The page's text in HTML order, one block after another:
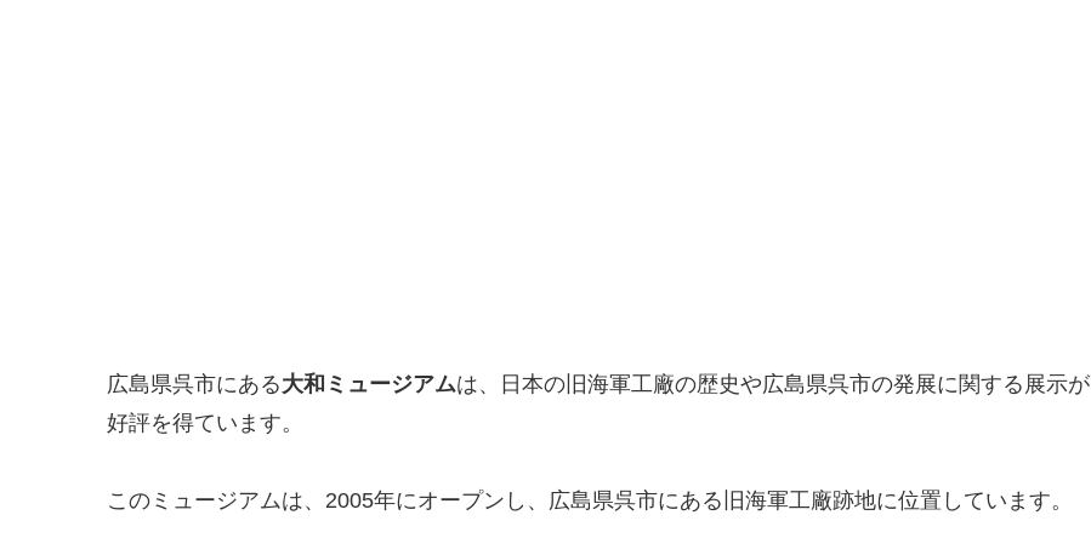
広島県呉市にある大和ミュージアムは、日本の旧海軍工廠の歴史や広島県呉市の発展に関する展示が
好評を得ています。
このミュージアムは、2005年にオープンし、広島県呉市にある旧海軍工廠跡地に位置しています。